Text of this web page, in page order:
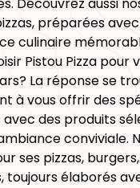
Découvrez aussi
préparées
culinaire
Pistou Pizza
La réponse se
à vous offrir des
des produits
conviviale.
ses pizzas,
toujours élaborés